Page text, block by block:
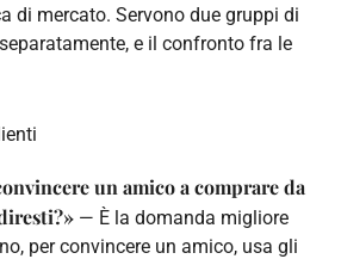
di mercato. Servono due gruppi di
e il confronto fra le
un amico a comprare da
— È la domanda migliore
per convincere un amico, usa gli